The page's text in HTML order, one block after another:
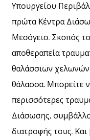
Υπουργείου
πρώτα Κέντρα
Μεσόγειο. Σκοπός
αποθεραπεία
θαλάσσιων χελωνών
θάλασσα. Μπορείτε
περισσότερες
Διάσωσης,
διατροφής τους.